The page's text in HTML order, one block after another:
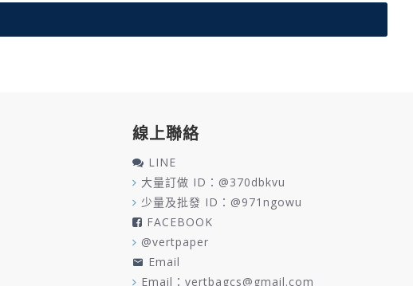
線上聯絡
LINE
大量訂做 ID：@370dbkvu
少量及批發 ID：@971ngowu
FACEBOOK
@vertpaper
Email
Email：vertbagcs@gmail.com